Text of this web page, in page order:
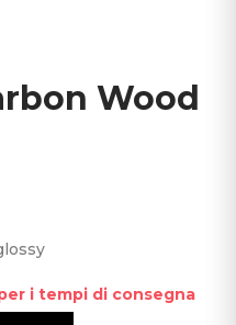
Wood
i tempi di consegna